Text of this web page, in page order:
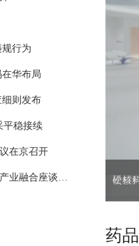
行为
华布局
则发布
平稳接续
在京召开
CACA进企业——肿瘤创新药生态构建与产业融合座谈会在沪召开 硬核
药品